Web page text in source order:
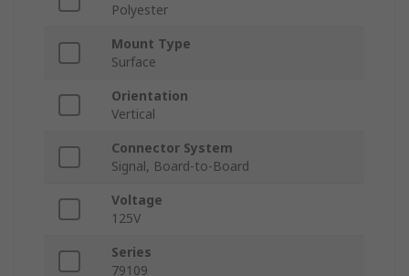
Polyester
Mount Type
Surface
Orientation
Vertical
Connector System
Signal, Board-to-Board
Voltage
125V
Series
79109